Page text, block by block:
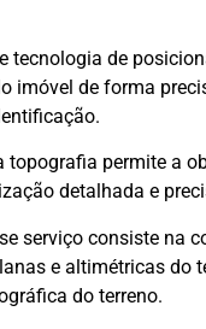
tecnologia de
imóvel de forma
topografia permite a
detalhada e
serviço consiste na
e altimétricas do
do terreno.